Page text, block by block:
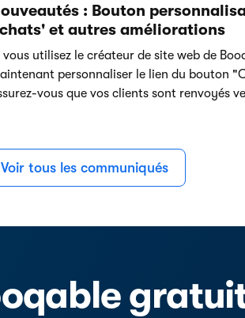
: Bouton
et autres améliorations
vous utilisez le créateur de site web de
personnaliser le lien du bouton
vous que vos clients sont renvoyés
Voir tous les communiqués